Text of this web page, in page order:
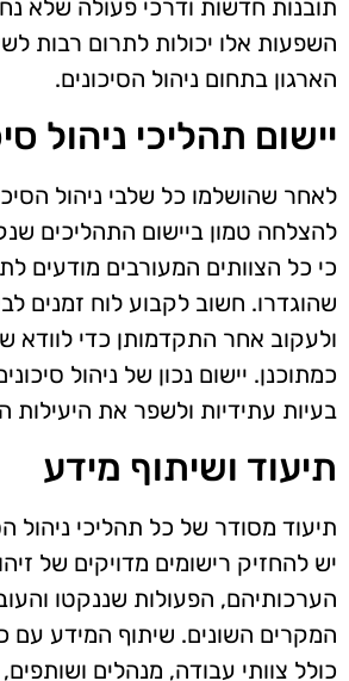
תובנות חדשות ודרכי פעולה שלא
השפעות אלו יכולות לתרום רבות
הארגון בתחום ניהול הסיכונים.
יישום תהליכי ניהול
לאחר שהושלמו כל שלבי ניהול
להצלחה טמון ביישום התהליכים
כי כל הצוותים המעורבים מודעים
שהוגדרו. חשוב לקבוע לוח זמנים
ולעקוב אחר התקדמותן כדי לוודא
כמתוכנן. יישום נכון של ניהול
בעיות עתידיות ולשפר את היעילות
תיעוד ושיתוף מידע
תיעוד מסודר של כל תהליכי ניהול
יש להחזיק רישומים מדויקים של
הערכותיהם, הפעולות שננקטו
המקרים השונים. שיתוף המידע עם
כולל צוותי עבודה, מנהלים